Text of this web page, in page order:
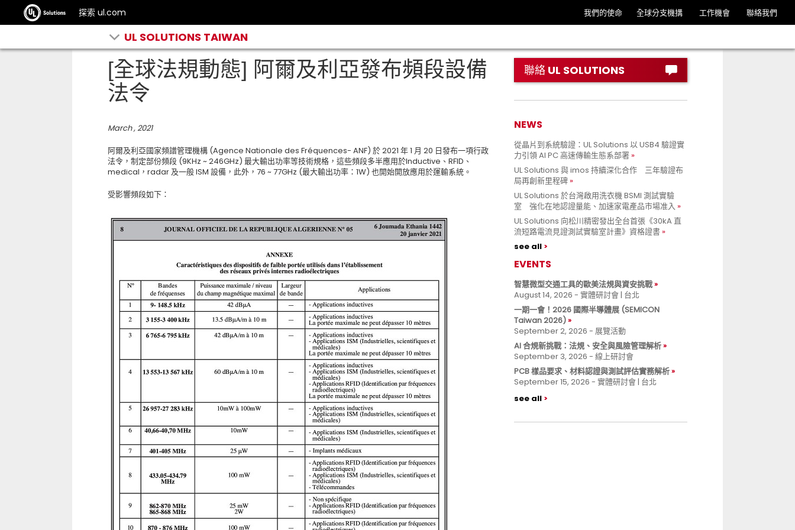
探索 ul.com 我們的使命 全球分支機搆 工作機會 聯絡我們
UL SOLUTIONS TAIWAN
[全球法規動態] 阿爾及利亞發布頻段設備
法令
March , 2021
阿爾及利亞國家頻譜管理機構 (Agence Nationale des Fréquences- ANF) 於 2021 年 1 月 20 日發布一項行政
法令，制定部份頻段 (9KHz ~ 246GHz) 最大輸出功率等技術規格，這些頻段多半應用於Inductive、RFID、
medical，radar 及一般 ISM 設備，此外，76 ~ 77GHz (最大輸出功率：1W) 也開始開放應用於運輸系統。
受影響頻段如下：
聯絡 UL SOLUTIONS
NEWS
從晶片到系統驗證：UL Solutions 以 USB4 驗證實
力引領 AI PC 高速傳輸生態系部署
UL Solutions 與 imos 持續深化合作 三年驗證布
局再創新里程碑
UL Solutions 於台灣啟用洗衣機 BSMI 測試實驗
室 強化在地認證量能、加速家電產品市場准入
UL Solutions 向松川精密發出全台首張《30kA 直
流短路電流見證測試實驗室計畫》資格證書
see all
EVENTS
智慧微型交通工具的歐美法規與資安挑戰
August 14, 2026 - 實體研討會 | 台北
一期一會！2026 國際半導體展 (SEMICON
Taiwan 2026)
September 2, 2026 - 展覽活動
AI 合規新挑戰：法規、安全與風險管理解析
September 3, 2026 - 線上研討會
PCB 樣品要求、材料認證與測試評估實務解析
September 15, 2026 - 實體研討會 | 台北
see all